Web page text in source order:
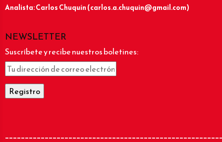
Analista: Carlos Chuquín (carlos.a.chuquin@gmail.com)
NEWSLETTER
Suscríbete y recibe nuestros boletines: